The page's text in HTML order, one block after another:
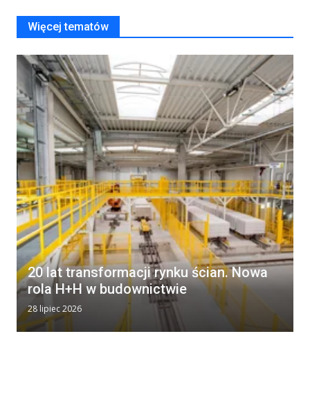
Więcej tematów
20 lat transformacji rynku ścian. Nowa
rola H+H w budownictwie
28 lipiec 2026